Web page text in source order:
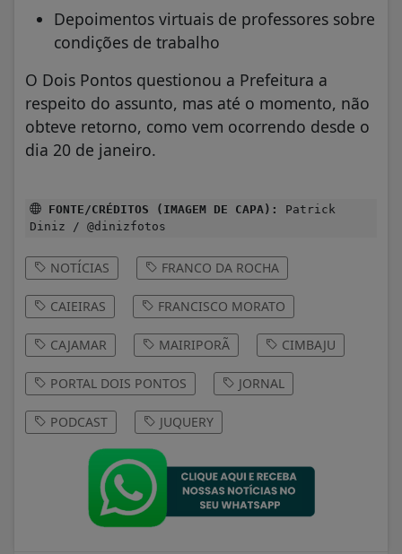
Depoimentos virtuais de professores sobre
condições de trabalho
O Dois Pontos questionou a Prefeitura a
respeito do assunto, mas até o momento, não
obteve retorno, como vem ocorrendo desde o
dia 20 de janeiro.
FONTE/CRÉDITOS (IMAGEM DE CAPA):
Patrick
Diniz / @dinizfotos
NOTÍCIAS FRANCO DA ROCHA
CAIEIRAS FRANCISCO MORATO
CAJAMAR MAIRIPORÃ CIMBAJU
PORTAL DOIS PONTOS JORNAL
PODCAST JUQUERY